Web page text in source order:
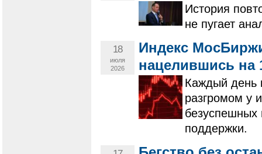
История
не пугает
18
июля
2026
Индекс
нацелившись на
Каждый день
разгромом у
безуспешных
поддержки.